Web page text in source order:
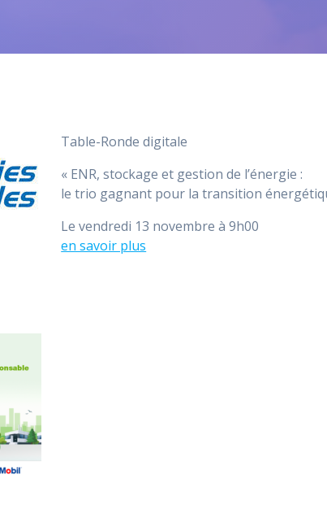
Table-Ronde digitale
« ENR, stockage et gestion de l’énergie :
le trio gagnant pour la transition
Le vendredi 13 novembre à 9h00
en savoir plus